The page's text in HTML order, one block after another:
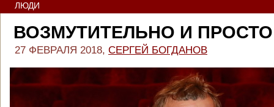
ЛЮДИ
ВОЗМУТИТЕЛЬНО И ПРОСТО
27 ФЕВРАЛЯ 2018, СЕРГЕЙ БОГДАНОВ